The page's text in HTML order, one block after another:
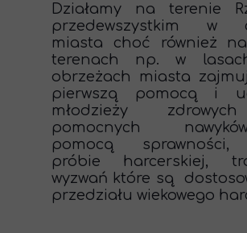
Działamy na terenie
przedewszystkim w
miasta choć również
terenach np. w
obrzeżach miasta
pierwszą pomocą i
młodzieży
pomocnych
pomocą sprawności,
próbie harcerskiej,
wyzwań które są
przedziału wiekowego